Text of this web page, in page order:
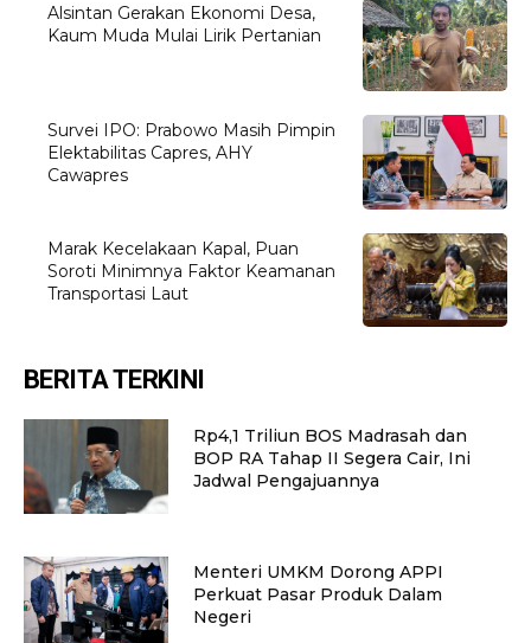
Alsintan Gerakan Ekonomi Desa,
Kaum Muda Mulai Lirik Pertanian
Survei IPO: Prabowo Masih Pimpin
Elektabilitas Capres, AHY
Cawapres
Marak Kecelakaan Kapal, Puan
Soroti Minimnya Faktor Keamanan
Transportasi Laut
BERITA TERKINI
Rp4,1 Triliun BOS Madrasah dan
BOP RA Tahap II Segera Cair, Ini
Jadwal Pengajuannya
Menteri UMKM Dorong APPI
Perkuat Pasar Produk Dalam
Negeri